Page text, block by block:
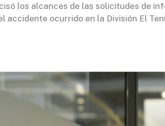
los alcances de las solicitudes de
accidente ocurrido en la División El